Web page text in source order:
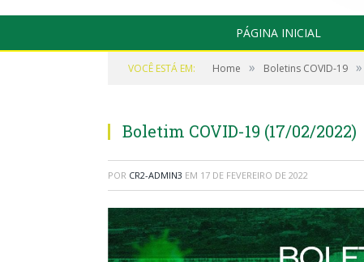
PÁGINA INICIAL
VOCÊ ESTÁ EM: Home » Boletins COVID-19 »
Boletim COVID-19 (17/02/2022)
POR CR2-ADMIN3 EM 17 DE FEVEREIRO DE 2022